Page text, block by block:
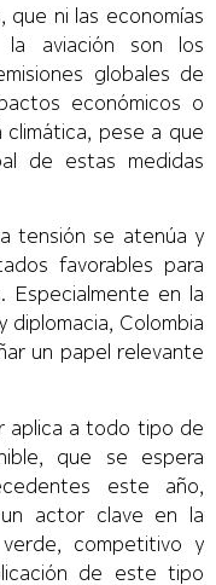
que ni las economías
aviación son los
globales de
económicos o
climática, pese a que
de estas medidas
tensión se atenúa y
favorables para
Especialmente en la
diplomacia, Colombia
un papel relevante
aplica a todo tipo de
que se espera
este año,
un actor clave en la
competitivo y
de este tipo